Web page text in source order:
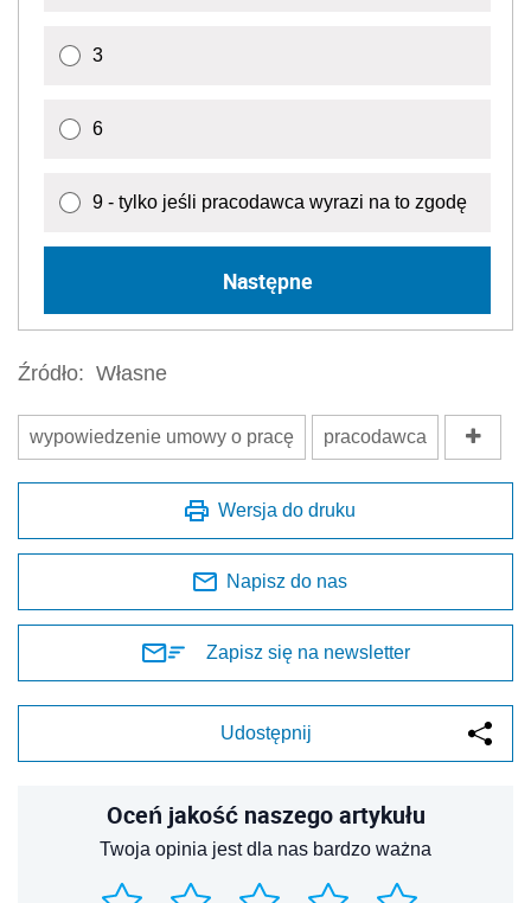
3
6
9 - tylko jeśli pracodawca wyrazi na to zgodę
Następne
Źródło: Własne
wypowiedzenie umowy o pracę pracodawca
Wersja do druku
Napisz do nas
Zapisz się na newsletter
Udostępnij
Oceń jakość naszego artykułu
Twoja opinia jest dla nas bardzo ważna